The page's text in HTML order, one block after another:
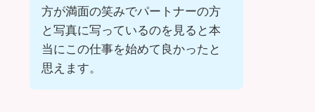
方が満面の笑みでパートナーの方
と写真に写っているのを見ると本
当にこの仕事を始めて良かったと
思えます。